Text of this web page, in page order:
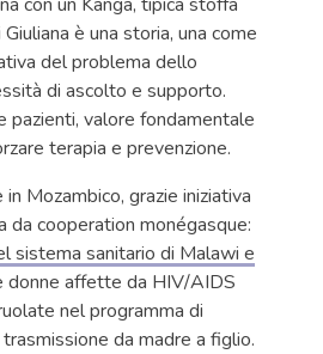
è una storia, una come
del problema dello
di ascolto e supporto.
pazienti, valore fondamentale
terapia e prevenzione.
Mozambico, grazie iniziativa
da cooperation monégasque:
sistema sanitario di Malawi e
donne affette da HIV/AIDS
nel programma di
da madre a figlio.